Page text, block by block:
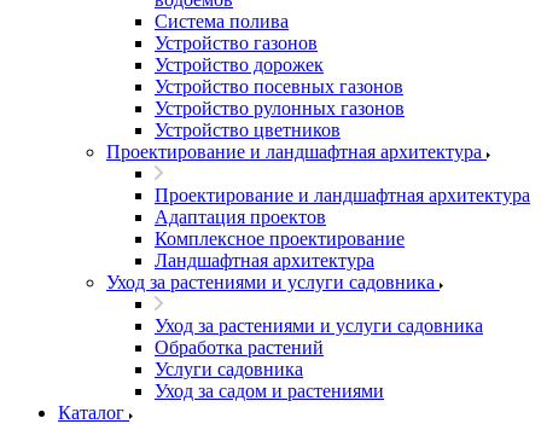
Система полива
Устройство газонов
Устройство дорожек
Устройство посевных газонов
Устройство рулонных газонов
Устройство цветников
Проектирование и ландшафтная архитектура
Проектирование и ландшафтная архитектура
Адаптация проектов
Комплексное проектирование
Ландшафтная архитектура
Уход за растениями и услуги садовника
Уход за растениями и услуги садовника
Обработка растений
Услуги садовника
Уход за садом и растениями
Каталог